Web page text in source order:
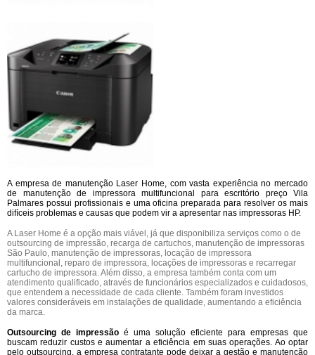
A empresa de manutenção Laser Home, com vasta experiência no mercado
de manutenção de impressora multifuncional para escritório preço Vila
Palmares possui profissionais e uma oficina preparada para resolver os mais
difíceis problemas e causas que podem vir a apresentar nas impressoras HP.
A Laser Home é a opção mais viável, já que disponibiliza serviços como o de
outsourcing de impressão, recarga de cartuchos, manutenção de impressoras
São Paulo, manutenção de impressoras, locação de impressora
multifuncional, reparo de impressora, locações de impressoras e recarregar
cartucho de impressora. Além disso, a empresa também conta com um
atendimento qualificado, através de funcionários especializados e cuidadosos,
que entendem a necessidade de cada cliente. Também foram investidos
valores consideráveis em instalações de qualidade, aumentando a eficiência
da marca.
Outsourcing de impressão é uma solução eficiente para empresas que
buscam reduzir custos e aumentar a eficiência em suas operações. Ao optar
pelo outsourcing, a empresa contratante pode deixar a gestão e manutenção